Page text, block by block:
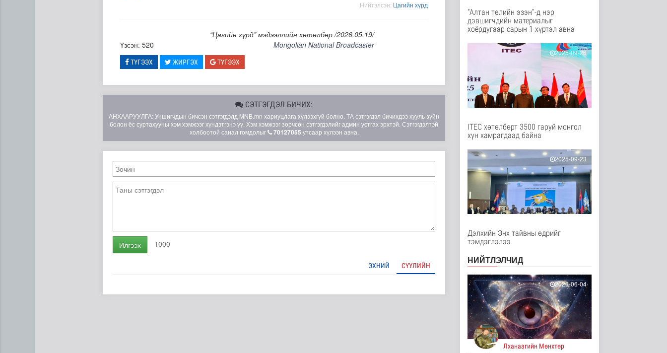
Нийтэлсэн: Цагийн хүрд
“Цагийн хүрд” мэдээллийн хөтөлбөр /2026.05.19/
Үзсэн: 520
Mongolian National Broadcaster
ТҮГЭЭХ ЖИРГЭХ ТҮГЭЭХ
СЭТГЭГДЭЛ БИЧИХ:
АНХААРУУЛГА: Уншигчдын бичсэн сэтгэгдэлд MNB.mn хариуцлага хүлээхгүй болно. ТА сэтгэгдэл бичихдээ хууль зүйн
болон ёс суртахууны хэм хэмжээг хүндэтгэнэ үү. Хэм хэмжээг зөрчсөн сэтгэгдэлийг админ устгах эрхтэй. Сэтгэгдэлтэй
холбоотой санал гомдолыг
70127055 утсаар хүлээн авна.
Илгээх 1000
ЭХНИЙ СҮҮЛИЙН
Нийгэм
14 цаг 21 минутын өмнө
Улаанбаатарт шөнөдөө
16 хэм дулаан
15 цаг 44 минутын өмнө
ЗГ: 16 төрлийн эмийг
нэг эх үүсвэрээс
худалдан а..
15 цаг 50 минутын өмнө
“COP17”-д “Тал хээрийн
төлөвлөгөө..
Улс төр
15 цаг 52 минутын өмнө
ЗГ: Нөөцийн махны
худалдаа,
борлуулалтыг нээлттэ..
15 цаг 54 минутын өмнө
277 хүүхдийг 18 улсын
иргэн, ..
Нийгэм
15 цаг 55 минутын өмнө
ЗГ: Санхүүгийн
хэмнэлтийн горимд
эрүүл мэндийн с..
Улс төр
15 цаг 56 минутын өмнө
“Алтан төлийн эзэн”-д нэр
дэвшигчдийн материалыг
хоёрдугаар сарын 1 хүртэл авна
2025-09-26
ITEC хөтөлбөрт 3500 гаруй монгол
хүн хамрагдаад байна
2025-09-23
Дэлхийн Энх тайвны өдрийг
тэмдэглэлээ
НИЙТЛЭЛЧИД
2026-06-04
Лханаагийн Мөнхтөр